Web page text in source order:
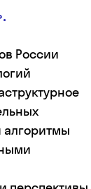
России
алгоритмы